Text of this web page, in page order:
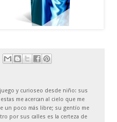
y curioseo desde niño: sus
me acercan al cielo que me
un poco más libre; su gentío me
por sus calles es la certeza de